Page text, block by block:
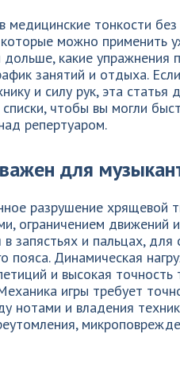
тонкости
можно применить
какие упражнения
занятий и отдыха.
и силу рук, эта статья
чтобы вы могли
репертуаром.
для
разрушение хрящевой
ограничением движений
запястьях и пальцах,
пояса. Динамическая
и высокая
игры требует
нотами и владения